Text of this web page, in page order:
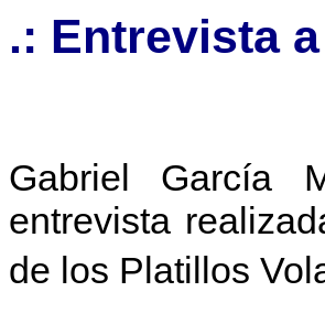
.: Entrevista
Gabriel García
entrevista
de los Platillos